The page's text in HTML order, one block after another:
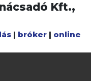
Kft.,
| bróker | online